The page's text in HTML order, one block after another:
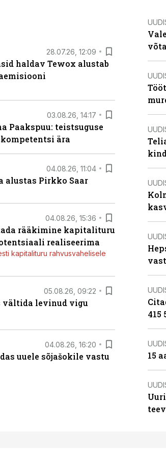
28.07.26, 12:09
haldav Tewox alustab
03.08.26, 14:17
Paakspuu: teistsuguse
ära
04.08.26, 11:04
alustas Pirkko Saar
04.08.26, 15:36
rääkimine kapitalituru
realiseerima
kapitalituru rahvusvahelisele
05.08.26, 09:22
vältida levinud vigu
04.08.26, 16:20
uuele sõjašokile vastu
415
15